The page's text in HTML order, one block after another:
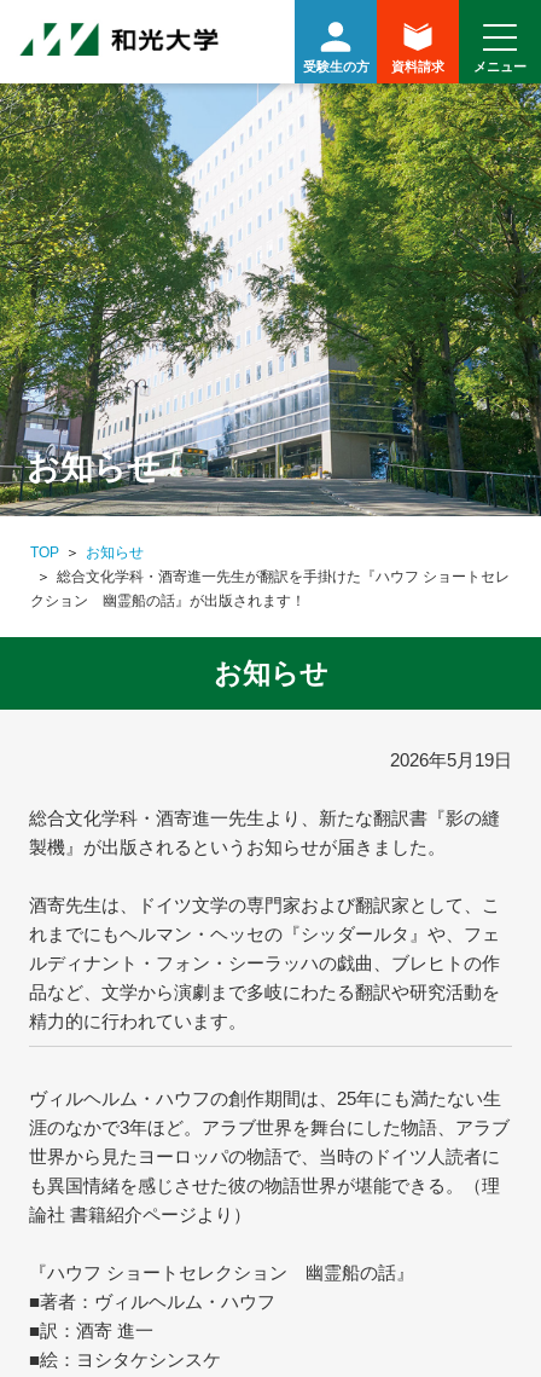
受験生の方 資料請求
お知らせ
TOP
お知らせ
総合文化学科・酒寄進一先生が翻訳を手掛けた『ハウフ ショートセレ
クション 幽霊船の話』が出版されます！
お知らせ
2026年5月19日
総合文化学科・酒寄進一先生より、新たな翻訳書『影の縫
製機』が出版されるというお知らせが届きました。
酒寄先生は、ドイツ文学の専門家および翻訳家として、こ
れまでにもヘルマン・ヘッセの『シッダールタ』や、フェ
ルディナント・フォン・シーラッハの戯曲、ブレヒトの作
品など、文学から演劇まで多岐にわたる翻訳や研究活動を
精力的に行われています。
ヴィルヘルム・ハウフの創作期間は、25年にも満たない生
涯のなかで3年ほど。アラブ世界を舞台にした物語、アラブ
世界から見たヨーロッパの物語で、当時のドイツ人読者に
も異国情緒を感じさせた彼の物語世界が堪能できる。（理
論社 書籍紹介ページより）
『ハウフ ショートセレクション 幽霊船の話』
■著者：ヴィルヘルム・ハウフ
■訳：酒寄 進一
■絵：ヨシタケシンスケ